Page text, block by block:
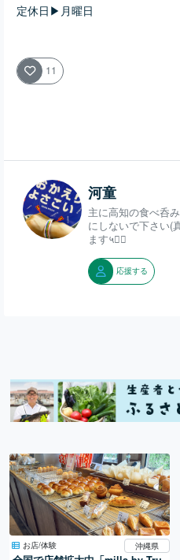
定休日▶月曜日
11
河童
主に高知の食べ呑
にしないで下さい(
ます५✍🏻
応援する
お店/体験 沖縄県